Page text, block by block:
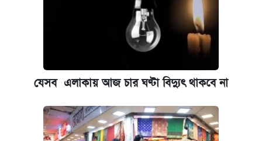
যেসব এলাকায় আজ চার ঘণ্টা বিদ্যুৎ থাকবে না